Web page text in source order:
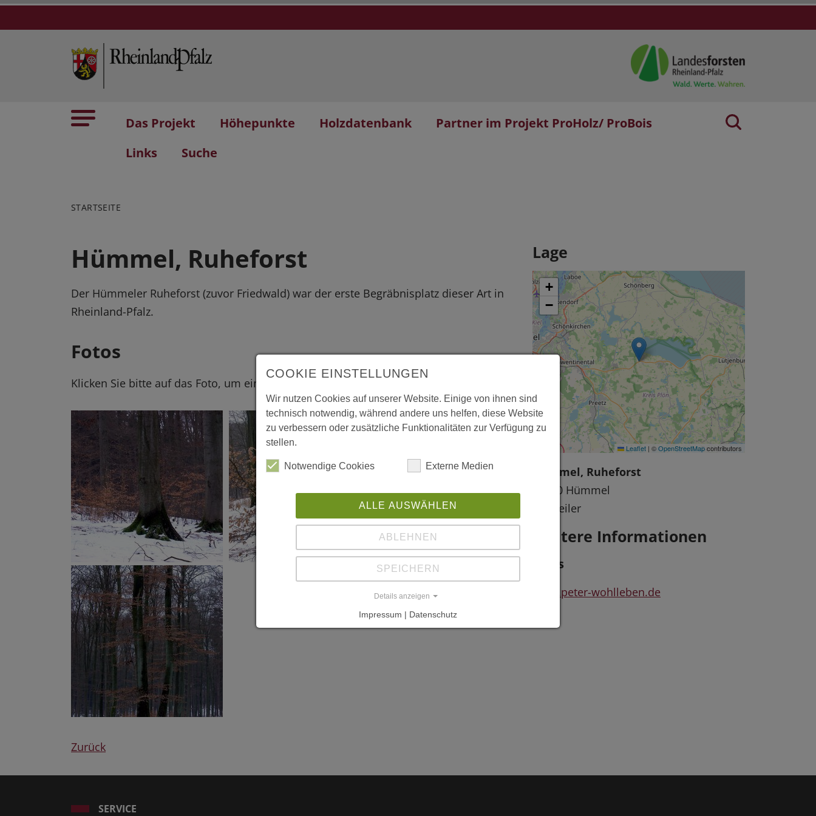
Das Projekt Höhepunkte Holzdatenbank
Partner im Projekt ProHolz/ ProBois
Links
Suche
STARTSEITE
Hümmel, Ruheforst
Der Hümmeler Ruheforst (zuvor Friedwald) war der erste Begräbnisplatz dieser Art in
Rheinland-Pfalz.
Fotos
Klicken Sie bitte auf das Foto, um eine vergrößerte Darstellung zu erhalten.
Zurück
Lage
+
−
Leaflet | ©OpenStreetMapcontributors
Hümmel, Ruheforst
53520 Hümmel
Ahrweiler
Weitere Informationen
Links
www.peter-wohlleben.de
SERVICE
COOKIE EINSTELLUNGEN
Wir nutzen Cookies auf unserer Website. Einige von ihnen sind
technisch notwendig, während andere uns helfen, diese Website
zu verbessern oder zusätzliche Funktionalitäten zur Verfügung zu
stellen.
Notwendige Cookies Externe Medien
ALLE AUSWÄHLEN
ABLEHNEN
SPEICHERN
Details anzeigen
Impressum | Datenschutz